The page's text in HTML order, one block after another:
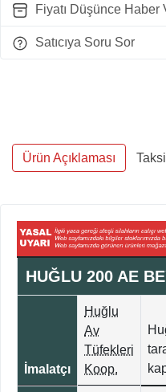
Fiyatı Düşünce Haber
Satıcıya Soru Sor
Ürün Açıklaması
HUĞLU 200 AE
İmalatçı
Huğlu
Av
Tüfekleri
Koop.